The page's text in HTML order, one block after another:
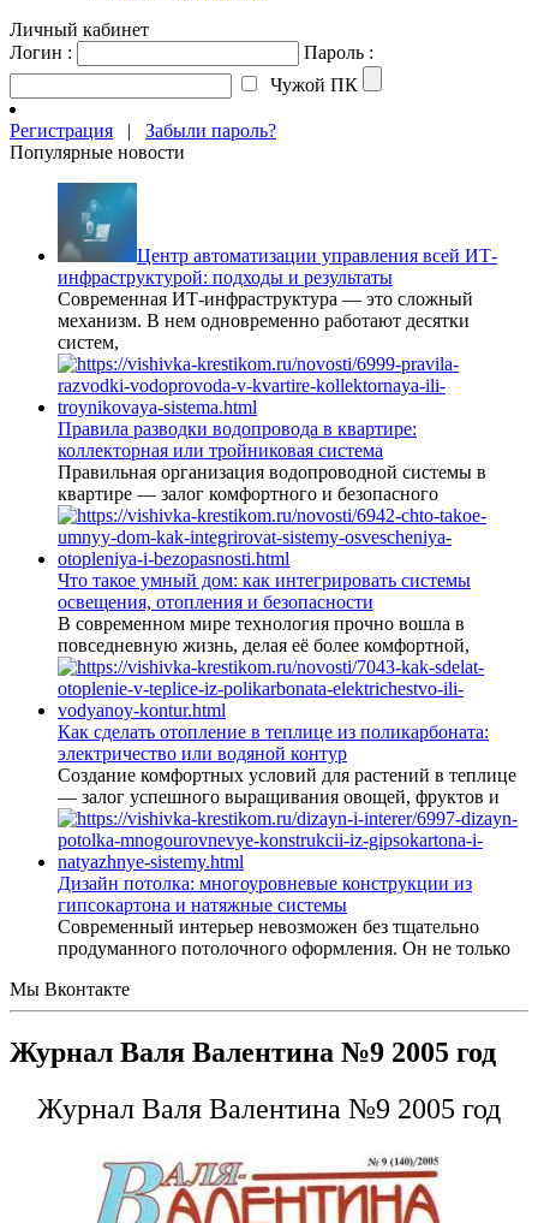
Личный кабинет
Логин :
Пароль :
Чужой ПК
Регистрация | Забыли пароль?
Популярные новости
Центр автоматизации управления всей ИТ-
инфраструктурой: подходы и результаты
Современная ИТ-инфраструктура — это сложный
механизм. В нем одновременно работают десятки
систем,
Правила разводки водопровода в квартире:
коллекторная или тройниковая система
Правильная организация водопроводной системы в
квартире — залог комфортного и безопасного
Что такое умный дом: как интегрировать системы
освещения, отопления и безопасности
В современном мире технология прочно вошла в
повседневную жизнь, делая её более комфортной,
Как сделать отопление в теплице из поликарбоната:
электричество или водяной контур
Создание комфортных условий для растений в теплице
— залог успешного выращивания овощей, фруктов и
Дизайн потолка: многоуровневые конструкции из
гипсокартона и натяжные системы
Современный интерьер невозможен без тщательно
продуманного потолочного оформления. Он не только
Мы Вконтакте
Журнал Валя Валентина №9 2005 год
Журнал Валя Валентина №9 2005 год